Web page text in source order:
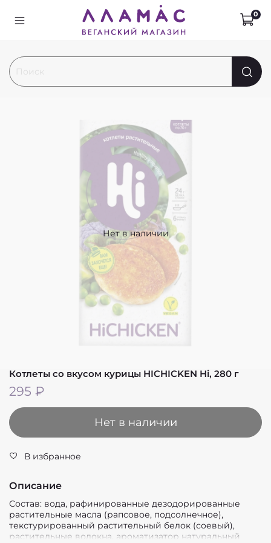
0
Нет в наличии
Котлеты со вкусом курицы HICHICKEN Hi, 280 г
295 ₽
Нет в наличии
В избранное
Описание
Состав: вода, рафинированные дезодорированные
растительные масла (рапсовое, подсолнечное),
текстурированный растительный белок (соевый),
растительные волокна, ароматизатор натуральный